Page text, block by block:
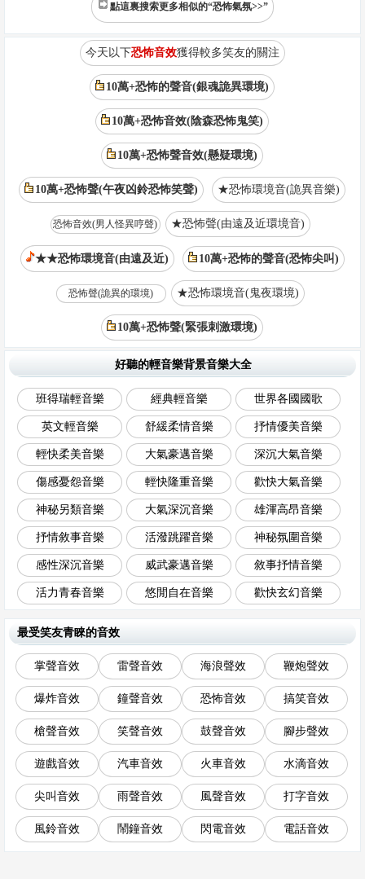
點這裏搜索更多相似的“恐怖氣氛>>”
今天以下恐怖音效獲得較多笑友的關注
10萬+恐怖的聲音(銀魂詭異環境)
10萬+恐怖音效(陰森恐怖鬼笑)
10萬+恐怖聲音效(懸疑環境)
10萬+恐怖聲(午夜凶鈴恐怖笑聲) ★恐怖環境音(詭異音樂)
恐怖音效(男人怪異哼聲) ★恐怖聲(由遠及近環境音)
★★恐怖環境音(由遠及近) 10萬+恐怖的聲音(恐怖尖叫)
恐怖聲(詭異的環境) ★恐怖環境音(鬼夜環境)
10萬+恐怖聲(緊張刺激環境)
好聽的輕音樂背景音樂大全
班得瑞輕音樂 經典輕音樂 世界各國國歌
英文輕音樂 舒緩柔情音樂 抒情優美音樂
輕快柔美音樂 大氣豪邁音樂 深沉大氣音樂
傷感憂怨音樂 輕快隆重音樂 歡快大氣音樂
神秘另類音樂 大氣深沉音樂 雄渾高昂音樂
抒情敘事音樂 活潑跳躍音樂 神秘氛圍音樂
感性深沉音樂 威武豪邁音樂 敘事抒情音樂
活力青春音樂 悠閒自在音樂 歡快玄幻音樂
最受笑友青睞的音效
掌聲音效 雷聲音效 海浪聲效 鞭炮聲效
爆炸音效 鐘聲音效 恐怖音效 搞笑音效
槍聲音效 笑聲音效 鼓聲音效 腳步聲效
遊戲音效 汽車音效 火車音效 水滴音效
尖叫音效 雨聲音效 風聲音效 打字音效
風鈴音效 鬧鐘音效 閃電音效 電話音效